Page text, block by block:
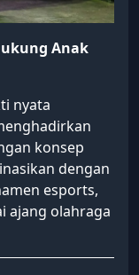
Anak
nyata
konsep
dengan
esports,
ajang olahraga